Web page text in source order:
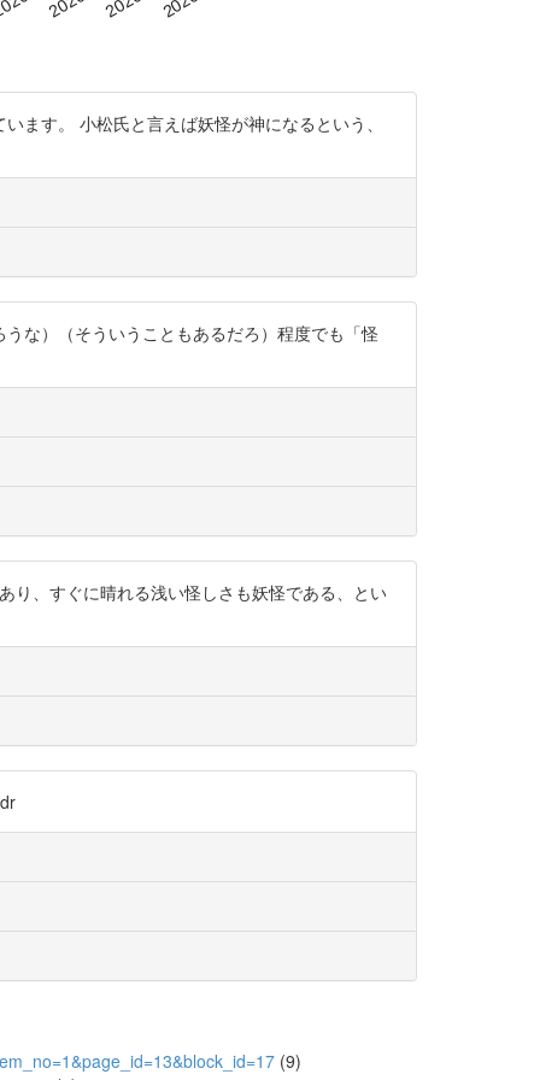
ます。 小松氏と言えば妖怪が神になるという、
な）（そういうこともあるだろ）程度でも「怪
り、すぐに晴れる浅い怪しさも妖怪である、とい
(9)